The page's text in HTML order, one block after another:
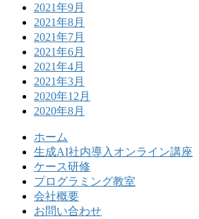
2021年9月
2021年8月
2021年7月
2021年6月
2021年4月
2021年3月
2020年12月
2020年8月
ホーム
生成AI社内導入オンライン講座
ケース研修
プログラミング教室
会社概要
お問い合わせ